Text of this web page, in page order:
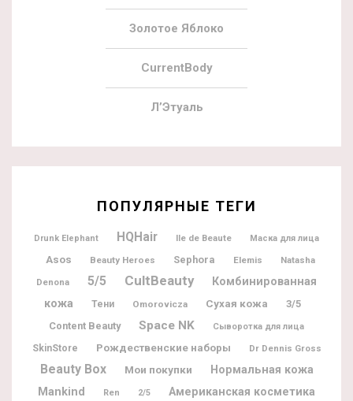
Золотое Яблоко
CurrentBody
Л’Этуаль
ПОПУЛЯРНЫЕ ТЕГИ
Drunk Elephant HQHair Ile de Beaute Маска для лица
Asos Beauty Heroes Sephora Elemis
Natasha
Denona
5/5 CultBeauty
Комбинированная
кожа
Тени Omorovicza Сухая кожа
3/5
Content Beauty
Space NK Сыворотка для лица
SkinStore Рождественские наборы Dr Dennis Gross
Beauty Box Мои покупки Нормальная кожа
Mankind Ren 2/5 Американская косметика